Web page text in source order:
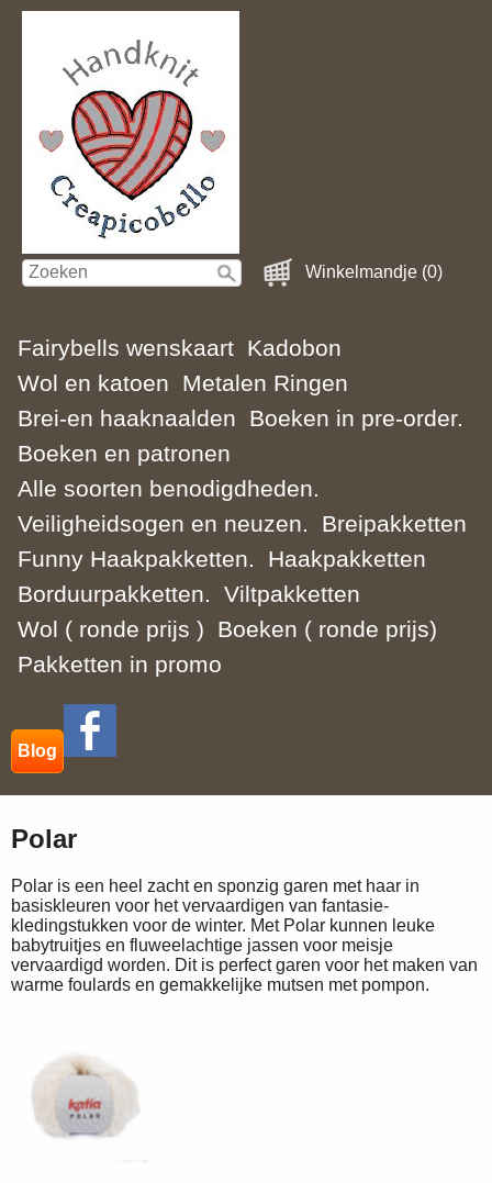
Winkelmandje (0)
Fairybells wenskaart Kadobon
Wol en katoen
Metalen Ringen
Brei-en haaknaalden
Boeken in pre-order.
Boeken en patronen
Alle soorten benodigdheden.
Veiligheidsogen en neuzen.
Breipakketten
Funny Haakpakketten.
Haakpakketten
Borduurpakketten.
Viltpakketten
Wol ( ronde prijs )
Boeken ( ronde prijs)
Pakketten in promo
Blog
Polar
Polar is een heel zacht en sponzig garen met haar in
basiskleuren voor het vervaardigen van fantasie-
kledingstukken voor de winter. Met Polar kunnen leuke
babytruitjes en fluweelachtige jassen voor meisje
vervaardigd worden. Dit is perfect garen voor het maken van
warme foulards en gemakkelijke mutsen met pompon.